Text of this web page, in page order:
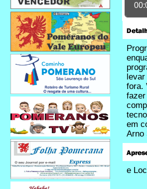
levar
fora.
em
Arno
e